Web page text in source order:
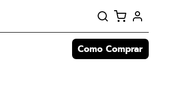
Como Comprar